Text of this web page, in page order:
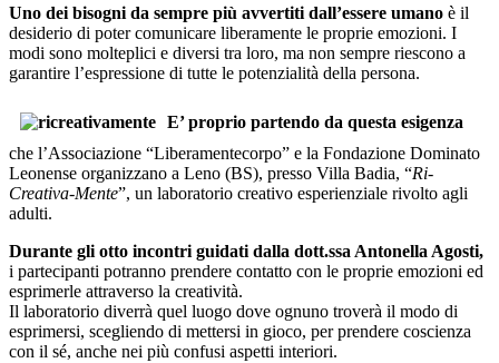
Uno dei bisogni da sempre più avvertiti dall’essere umano è il
desiderio di poter comunicare liberamente le proprie emozioni. I
modi sono molteplici e diversi tra loro, ma non sempre riescono a
garantire l’espressione di tutte le potenzialità della persona.
E’ proprio partendo da questa esigenza
che l’Associazione “Liberamentecorpo” e la Fondazione Dominato
Leonense organizzano a Leno (BS), presso Villa Badia, “Ri-
Creativa-Mente”, un laboratorio creativo esperienziale rivolto agli
adulti.
Durante gli otto incontri guidati dalla dott.ssa Antonella Agosti,
i partecipanti potranno prendere contatto con le proprie emozioni ed
esprimerle attraverso la creatività.
Il laboratorio diverrà quel luogo dove ognuno troverà il modo di
esprimersi, scegliendo di mettersi in gioco, per prendere coscienza
con il sé, anche nei più confusi aspetti interiori.